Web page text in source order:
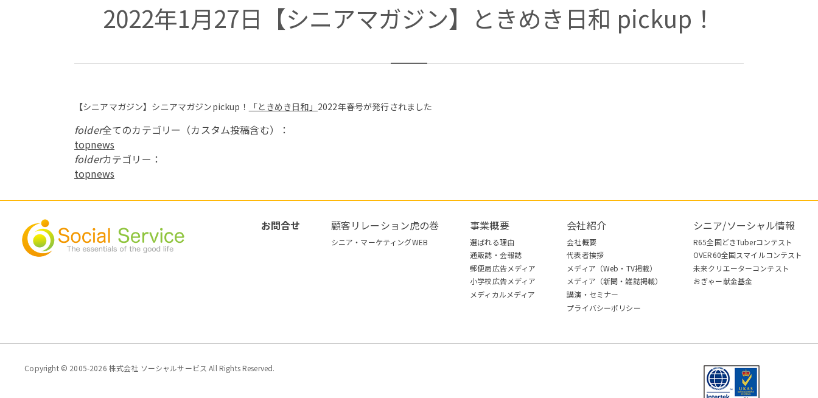
2022年1月27日【シニアマガジン】ときめき日和 pickup！
【シニアマガジン】シニアマガジンpickup！ 「ときめき日和」 2022年春号が発行されました
folder全てのカテゴリー（カスタム投稿含む）：
topnews
folderカテゴリー：
topnews
お問合せ 顧客リレーション虎の巻
シニア・マーケティングWEB
事業概要
選ばれる理由
通販誌・会報誌
郵便局広告メディア
小学校広告メディア
メディカルメディア
会社紹介
会社概要
代表者挨拶
メディア（Web・TV掲載）
メディア（新聞・雑誌掲載）
講演・セミナー
プライバシーポリシー
シニア/ソーシャル情報
R65全国どきTuberコンテスト
OVER60全国スマイルコンテスト
未来クリエーターコンテスト
おぎゃー献金基金
Copyright © 2005-2026 株式会社 ソーシャルサービス All Rights Reserved.